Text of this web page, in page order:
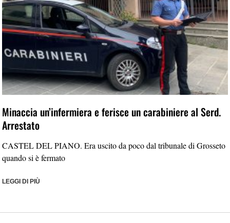
Minaccia un’infermiera e ferisce un carabiniere al Serd.
Arrestato
CASTEL DEL PIANO. Era uscito da poco dal tribunale di Grosseto
quando si è fermato
LEGGI DI PIÙ